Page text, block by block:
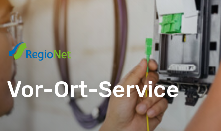
Vor-Ort-Service